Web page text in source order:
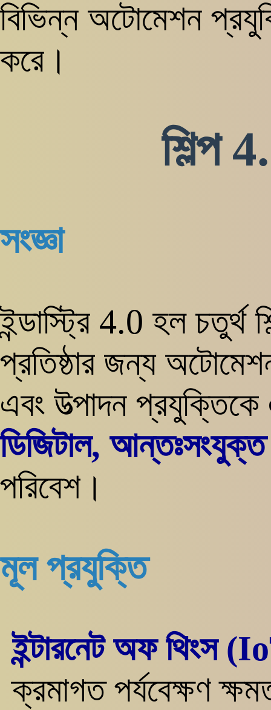
বিভিন্ন অটোমেশন
করে।
শিল্প
সংজ্ঞা
ইন্ডাস্ট্রি 4.0 হল চতুর্থ
প্রতিষ্ঠার জন্য
এবং উত্পাদন
ডিজিটাল, আন্তঃসংযুক্ত
পরিবেশ।
মূল প্রযুক্তি
ইন্টারনেট অফ থিংস
ক্রমাগত পর্যবেক্ষণ